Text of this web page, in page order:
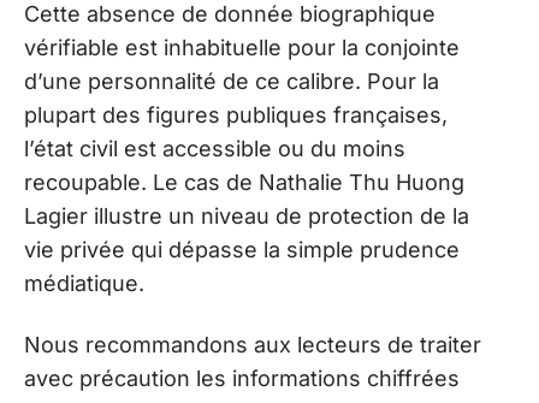
Cette absence de donnée biographique
vérifiable est inhabituelle pour la conjointe
d’une personnalité de ce calibre. Pour la
plupart des figures publiques françaises,
l’état civil est accessible ou du moins
recoupable. Le cas de Nathalie Thu Huong
Lagier illustre un niveau de protection de la
vie privée qui dépasse la simple prudence
médiatique.
Nous recommandons aux lecteurs de traiter
avec précaution les informations chiffrées